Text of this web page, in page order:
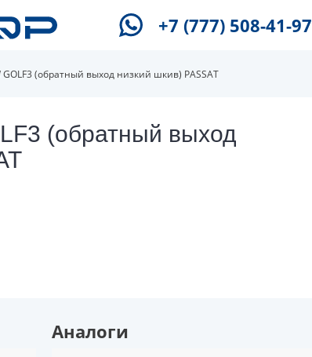
+7 (777) 508-41-97
GOLF3 (обратный выход низкий шкив) PASSAT
(обратный выход
Аналоги